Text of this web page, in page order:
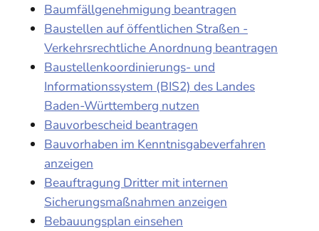
Baumfällgenehmigung beantragen
Baustellen auf öffentlichen Straßen -
Verkehrsrechtliche Anordnung beantragen
Baustellenkoordinierungs- und
Informationssystem (BIS2) des Landes
Baden-Württemberg nutzen
Bauvorbescheid beantragen
Bauvorhaben im Kenntnisgabeverfahren
anzeigen
Beauftragung Dritter mit internen
Sicherungsmaßnahmen anzeigen
Bebauungsplan einsehen